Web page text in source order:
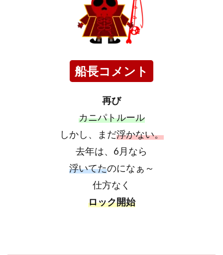
船長コメント
再び
カニパトルール
しかし、まだ浮かない。
去年は、6月なら
浮いてたのになぁ～
仕方なく
ロック開始